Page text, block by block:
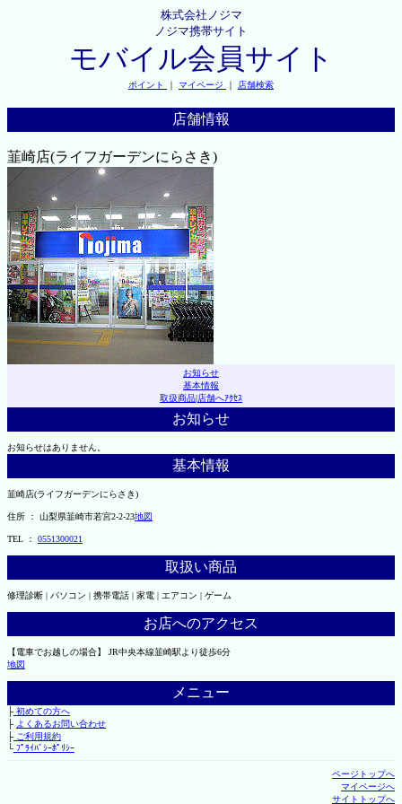
株式会社ノジマ
ノジマ携帯サイト
モバイル会員サイト
ポイント ｜ マイページ ｜ 店舗検索
店舗情報
韮崎店(ライフガーデンにらさき)
お知らせ
基本情報
取扱商品|店舗へｱｸｾｽ
お知らせ
お知らせはありません。
基本情報
韮崎店(ライフガーデンにらさき)
住所 ： 山梨県韮崎市若宮2-2-23地図
TEL ： 0551300021
取扱い商品
修理診断 | パソコン | 携帯電話 | 家電 | エアコン | ゲーム
お店へのアクセス
【電車でお越しの場合】 JR中央本線韮崎駅より徒歩6分
地図
メニュー
├初めての方へ
├ よくあるお問い合わせ
├ご利用規約
└ﾌﾟﾗｲﾊﾞｼｰﾎﾟﾘｼｰ
ページトップへ
マイページへ
サイトトップへ